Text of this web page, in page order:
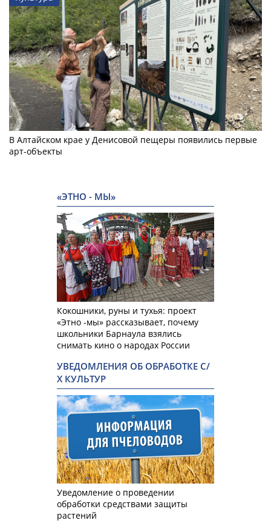
В Алтайском крае у Денисовой пещеры появились первые
арт-объекты
«ЭТНО - МЫ»
Кокошники, руны и тухья: проект
«Этно -мы» рассказывает, почему
школьники Барнаула взялись
снимать кино о народах России
УВЕДОМЛЕНИЯ ОБ ОБРАБОТКЕ С/
Х КУЛЬТУР
Уведомление о проведении
обработки средствами защиты
растений